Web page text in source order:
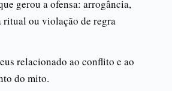
gerou a ofensa: arrogância,
ritual ou violação de regra
relacionado ao conflito e ao
do mito.